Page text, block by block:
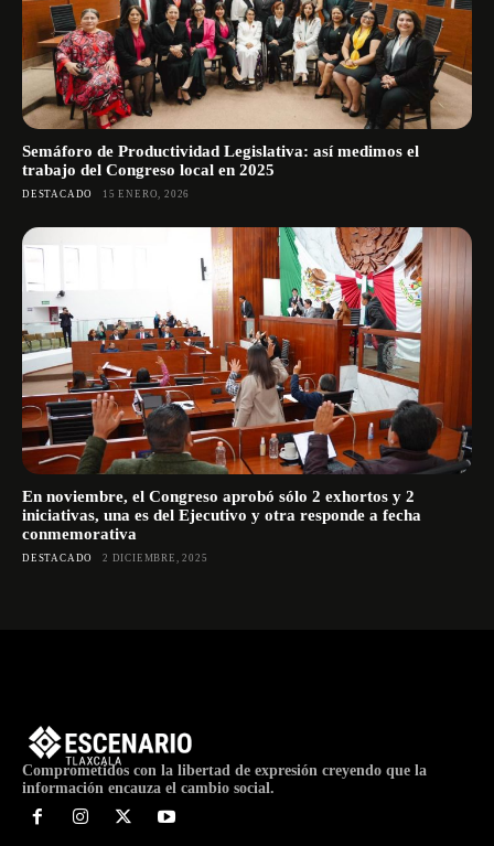
Semáforo de Productividad Legislativa: así medimos el
trabajo del Congreso local en 2025
DESTACADO 15 ENERO, 2026
En noviembre, el Congreso aprobó sólo 2 exhortos y 2
iniciativas, una es del Ejecutivo y otra responde a fecha
conmemorativa
DESTACADO 2 DICIEMBRE, 2025
Comprometidos con la libertad de expresión creyendo que la
información encauza el cambio social.